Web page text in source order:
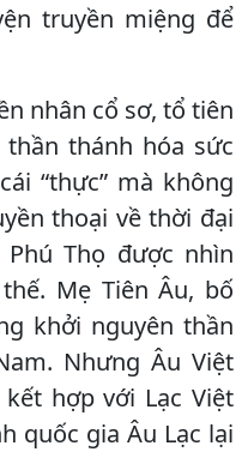
truyền miệng để
nhân cổ sơ, tổ tiên
thánh hóa sức
“thực” mà không
thoại về thời đại
Thọ được nhìn
Mẹ Tiên Âu, bố
khởi nguyên thần
Nhưng Âu Việt
hợp với Lạc Việt
quốc gia Âu Lạc lại